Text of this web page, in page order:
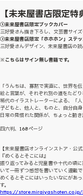
【未来屋書店限定特
①未来屋書店限定ブックカバー
三好愛さん描き下ろし、文芸書サイ
②未来屋書店限定「ホホホン」ステッ
三好愛さんデザイン、未来屋書店の
※こちらはサイン無し書籍です。
「うんちは、寡黙で実直に、世界を
絵と言葉が、それぞれ別の道をたど
稀代のイラストレーターによる、「
子どもと、他人と、ものと、自分自
日常の見慣れた関係が、ちょっと動き
四六判、168ページ
【未来屋書店オンラインストア・公
『めくるとそこには』
振り返ってみると児童書や十代の頃
いて一冊ずつ感想を書いていく連載で
めくるとそこにはいったいなにがあ
す。
https://